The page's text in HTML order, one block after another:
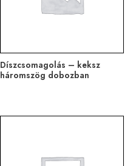
Díszcsomagolás – keksz
háromszög dobozban